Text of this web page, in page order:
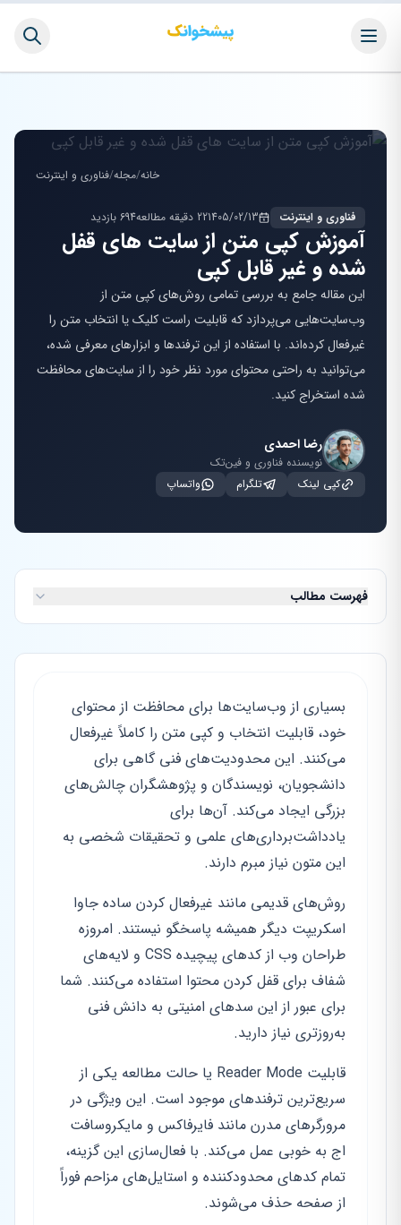
خانه/مجله/فناوری و اینترنت
فناوری و اینترنت 1405/02/1322 دقیقه مطالعه 694 بازدید
آموزش کپی متن از سایت های قفل
شده و غیر قابل کپی
این مقاله جامع به بررسی تمامی روش‌های کپی متن از
وب‌سایت‌هایی می‌پردازد که قابلیت راست کلیک یا انتخاب متن را
غیرفعال کرده‌اند. با استفاده از این ترفندها و ابزارهای معرفی شده،
می‌توانید به راحتی محتوای مورد نظر خود را از سایت‌های محافظت
شده استخراج کنید.
رضا احمدی
نویسنده فناوری و فین‌تک
کپی لینک
تلگرام واتساپ
فهرست مطالب
بسیاری از وب‌سایت‌ها برای محافظت از محتوای
خود، قابلیت انتخاب و کپی متن را کاملاً غیرفعال
می‌کنند. این محدودیت‌های فنی گاهی برای
دانشجویان، نویسندگان و پژوهشگران چالش‌های
بزرگی ایجاد می‌کند. آن‌ها برای
یادداشت‌برداری‌های علمی و تحقیقات شخصی به
این متون نیاز مبرم دارند.
روش‌های قدیمی مانند غیرفعال کردن ساده جاوا
اسکریپت دیگر همیشه پاسخگو نیستند. امروزه
طراحان وب از کدهای پیچیده CSS و لایه‌های
شفاف برای قفل کردن محتوا استفاده می‌کنند. شما
برای عبور از این سدهای امنیتی به دانش فنی
به‌روزتری نیاز دارید.
قابلیت Reader Mode یا حالت مطالعه یکی از
سریع‌ترین ترفندهای موجود است. این ویژگی در
مرورگرهای مدرن مانند فایرفاکس و مایکروسافت
اج به خوبی عمل می‌کند. با فعال‌سازی این گزینه،
تمام کدهای محدودکننده و استایل‌های مزاحم فوراً
از صفحه حذف می‌شوند.